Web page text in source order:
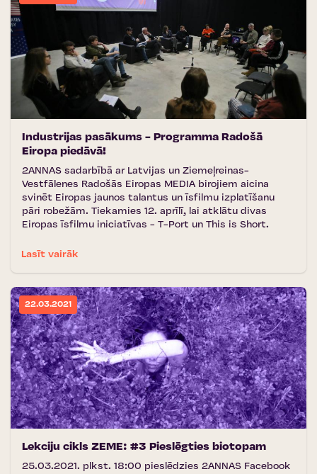
Industrijas pasākums - Programma Radošā
Eiropa piedāvā!
2ANNAS sadarbībā ar Latvijas un Ziemeļreinas-
Vestfālenes Radošās Eiropas MEDIA birojiem aicina
svinēt Eiropas jaunos talantus un īsfilmu izplatīšanu
pāri robežām. Tiekamies 12. aprīlī, lai atklātu divas
Eiropas īsfilmu iniciatīvas - T-Port un This is Short.
Lasīt vairāk
22.03.2021
Lekciju cikls ZEME: #3 Pieslēgties biotopam
25.03.2021. plkst. 18:00 pieslēdzies 2ANNAS Facebook